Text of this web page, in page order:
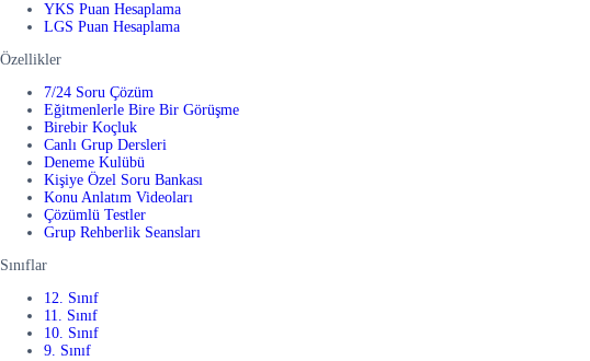
YKS Puan Hesaplama
LGS Puan Hesaplama
Özellikler
7/24 Soru Çözüm
Eğitmenlerle Bire Bir Görüşme
Birebir Koçluk
Canlı Grup Dersleri
Deneme Kulübü
Kişiye Özel Soru Bankası
Konu Anlatım Videoları
Çözümlü Testler
Grup Rehberlik Seansları
Sınıflar
12. Sınıf
11. Sınıf
10. Sınıf
9. Sınıf